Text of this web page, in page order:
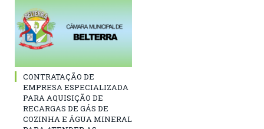
CONTRATAÇÃO DE
EMPRESA ESPECIALIZADA
PARA AQUISIÇÃO DE
RECARGAS DE GÁS DE
COZINHA E ÁGUA MINERAL